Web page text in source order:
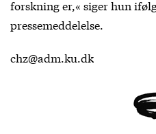
forskning er,« siger hun
pressemeddelelse.
chz@adm.ku.dk